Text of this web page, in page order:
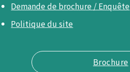
Demande de brochure / Enquête
Politique du site
Brochure